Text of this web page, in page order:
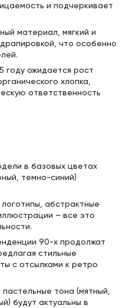
и подчеркивает
материал, мягкий и
что особенно
году ожидается рост
хлопка,
ответственность
в базовых цветах
темно-синий)
абстрактные
– все это
90-х продолжат
стильные
с отсылками к ретро
тона (мятный,
будут актуальны в